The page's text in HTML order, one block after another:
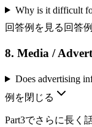
Why is it difficult
回答例を見る 回答
8. Media /
Does advertising
例を閉じる
Part3でさらに長く